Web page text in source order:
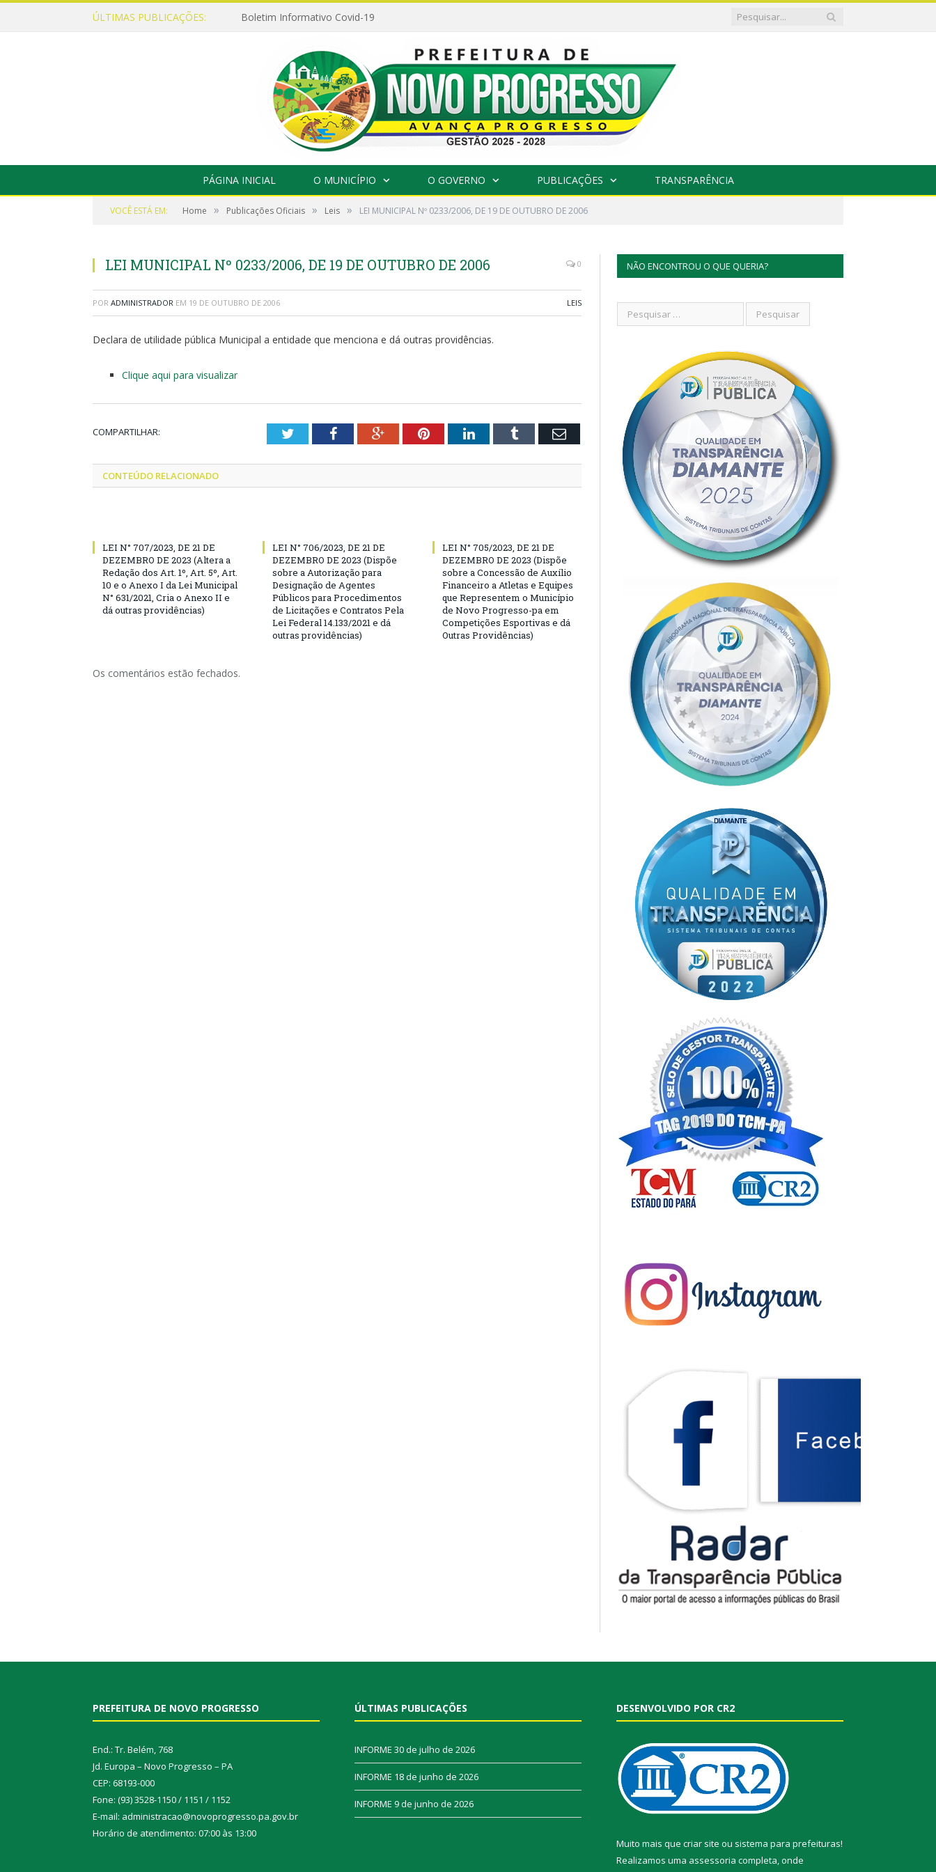
ÚLTIMAS PUBLICAÇÕES: Boletim Informativo Covid-19
PÁGINA INICIAL O MUNICÍPIO O GOVERNO PUBLICAÇÕES TRANSPARÊNCIA
VOCÊ ESTÁ EM: Home » Publicações Oficiais » Leis » LEI MUNICIPAL Nº 0233/2006, DE 19 DE OUTUBRO DE 2006
LEI MUNICIPAL Nº 0233/2006, DE 19 DE OUTUBRO DE 2006 0
POR ADMINISTRADOR EM 19 DE OUTUBRO DE 2006 LEIS
Declara de utilidade pública Municipal a entidade que menciona e dá outras providências.
Clique aqui para visualizar
COMPARTILHAR: TwitterFacebookGoogle+PinterestLinkedInTumblr Email
CONTEÚDO RELACIONADO
LEI N° 707/2023, DE 21 DE
DEZEMBRO DE 2023 (Altera a
Redação dos Art. 1º, Art. 5º, Art.
10 e o Anexo I da Lei Municipal
N° 631/2021, Cria o Anexo II e
dá outras providências)
LEI N° 706/2023, DE 21 DE
DEZEMBRO DE 2023 (Dispõe
sobre a Autorização para
Designação de Agentes
Públicos para Procedimentos
de Licitações e Contratos Pela
Lei Federal 14.133/2021 e dá
outras providências)
LEI N° 705/2023, DE 21 DE
DEZEMBRO DE 2023 (Dispõe
sobre a Concessão de Auxílio
Financeiro a Atletas e Equipes
que Representem o Município
de Novo Progresso-pa em
Competições Esportivas e dá
Outras Providências)
Os comentários estão fechados.
NÃO ENCONTROU O QUE QUERIA?
PREFEITURA DE NOVO PROGRESSO
End.: Tr. Belém, 768
Jd. Europa – Novo Progresso – PA
CEP: 68193-000
Fone: (93) 3528-1150 / 1151 / 1152
E-mail: administracao@novoprogresso.pa.gov.br
Horário de atendimento: 07:00 às 13:00
ÚLTIMAS PUBLICAÇÕES
INFORME 30 de julho de 2026
INFORME 18 de junho de 2026
INFORME 9 de junho de 2026
DESENVOLVIDO POR CR2
Muito mais que criar site ou sistema para prefeituras!
Realizamos uma assessoria completa, onde